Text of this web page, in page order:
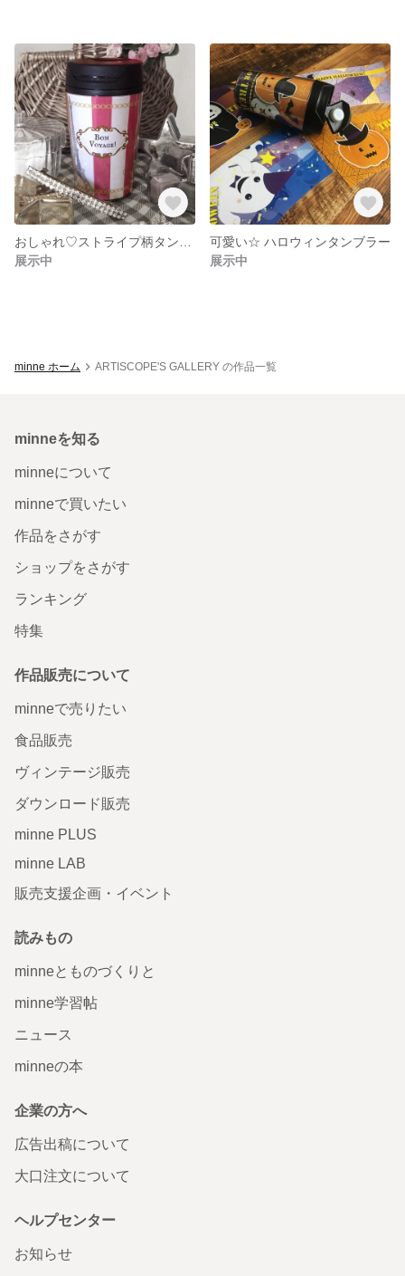
展示中
可愛い☆ ハロウィンタンブラー
展示中
minne ホーム ARTISCOPE'S GALLERY の作品一覧
minneを知る
minneについて
minneで買いたい
作品をさがす
ショップをさがす
ランキング
特集
作品販売について
minneで売りたい
食品販売
ヴィンテージ販売
ダウンロード販売
minne PLUS
minne LAB
販売支援企画・イベント
読みもの
minneとものづくりと
minne学習帖
ニュース
minneの本
企業の方へ
広告出稿について
大口注文について
ヘルプセンター
お知らせ